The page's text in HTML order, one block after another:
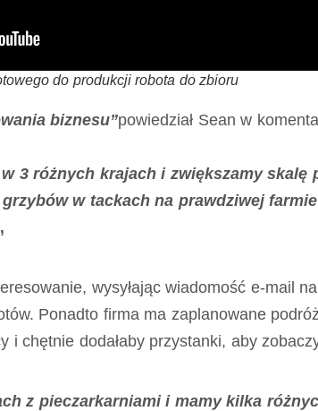
do produkcji robota do zbioru
biznesu”powiedział Sean w
3 różnych krajach i zwiększamy
w tackach na prawdziwej
wysyłając wiadomość e-mail
Ponadto firma ma zaplanowane
i chętnie dodałaby przystanki, aby
z pieczarkarniami i mamy kilka